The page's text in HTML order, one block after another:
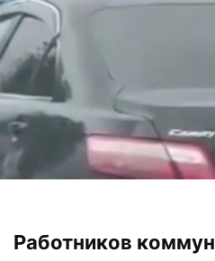
Работников